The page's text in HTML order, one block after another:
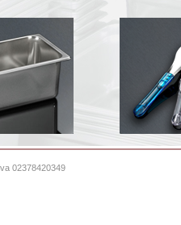
02378420349